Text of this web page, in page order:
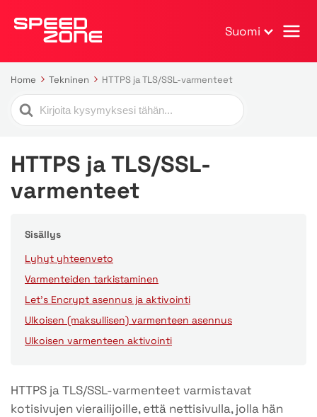
Suomi
Home Tekninen HTTPS ja TLS/SSL-varmenteet
Search
For
HTTPS ja TLS/SSL-
varmenteet
Sisällys
Lyhyt yhteenveto
Varmenteiden tarkistaminen
Let's Encrypt asennus ja aktivointi
Ulkoisen (maksullisen) varmenteen asennus
Ulkoisen varmenteen aktivointi
HTTPS ja TLS/SSL-varmenteet varmistavat
kotisivujen vierailijoille, että nettisivulla, jolla hän